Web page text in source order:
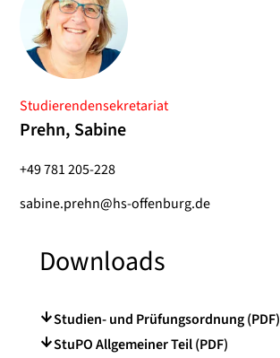
Studierendensekretariat
Prehn, Sabine
+49 781 205-228
sabine.prehn@hs-offenburg.de
Downloads
Studien- und Prüfungsordnung (PDF)
StuPO Allgemeiner Teil (PDF)